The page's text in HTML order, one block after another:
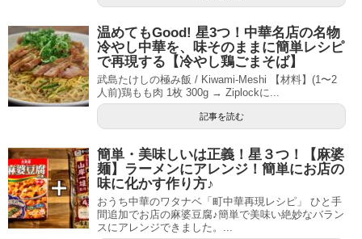
温めてもGood! 星3つ！中華名店の名物
冷やし中華を、味そのままに簡単レシピ
で再現する【冷やし鶏ごまそば】
武島たけしの極み飯 / Kiwami-Meshi 【材料】(1〜2
人前)鶏もも肉 1枚 300g → Ziplockに...
記事を読む
簡単・美味しいは正義！星３つ！【麻婆
麺】ラーメンにアレンジ！簡単にお店の
味に化かす作り方♪
おうち中華のワタナベ「町中華再現レシピ」 ひと手
間追加でお店の麻婆豆腐♪簡単で美味い絶妙なバラン
スにアレンジできました。...